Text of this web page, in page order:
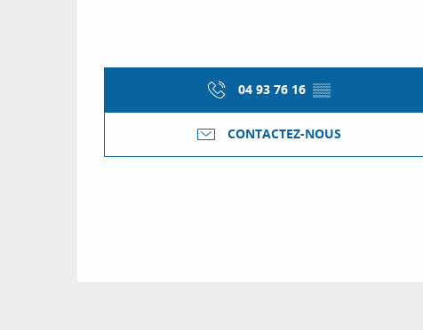
04 93 76 16 ▒▒
CONTACTEZ-NOUS